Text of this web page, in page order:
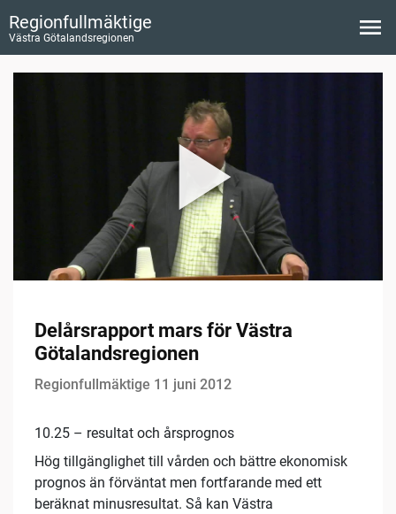
Regionfullmäktige
Västra Götalandsregionen
Delårsrapport mars för Västra
Götalandsregionen
Regionfullmäktige 11 juni 2012
10.25 – resultat och årsprognos
Hög tillgänglighet till vården och bättre ekonomisk
prognos än förväntat men fortfarande med ett
beräknat minusresultat. Så kan Västra